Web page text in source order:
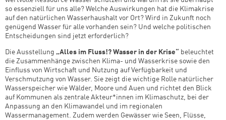
so essenziell für uns alle? Welche Auswirkungen hat die Klimakrise
auf den natürlichen Wasserhaushalt vor Ort? Wird in Zukunft noch
genügend Wasser für alle vorhanden sein? Und welche politischen
Entscheidungen sind jetzt erforderlich?
Die Ausstellung „Alles im Fluss!? Wasser in der Krise“ beleuchtet
die Zusammenhänge zwischen Klima- und Wasserkrise sowie den
Einfluss von Wirtschaft und Nutzung auf Verfügbarkeit und
Verschmutzung von Wasser. Sie zeigt die wichtige Rolle natürlicher
Wasserspeicher wie Wälder, Moore und Auen und richtet den Blick
auf Kommunen als zentrale Akteur*innen im Klimaschutz, bei der
Anpassung an den Klimawandel und im regionalen
Wassermanagement. Zudem werden Gewässer wie Seen, Flüsse,